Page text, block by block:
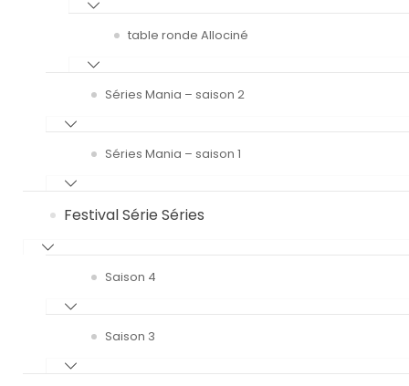
table ronde Allociné
Séries Mania – saison 2
Séries Mania – saison 1
Festival Série Séries
Saison 4
Saison 3